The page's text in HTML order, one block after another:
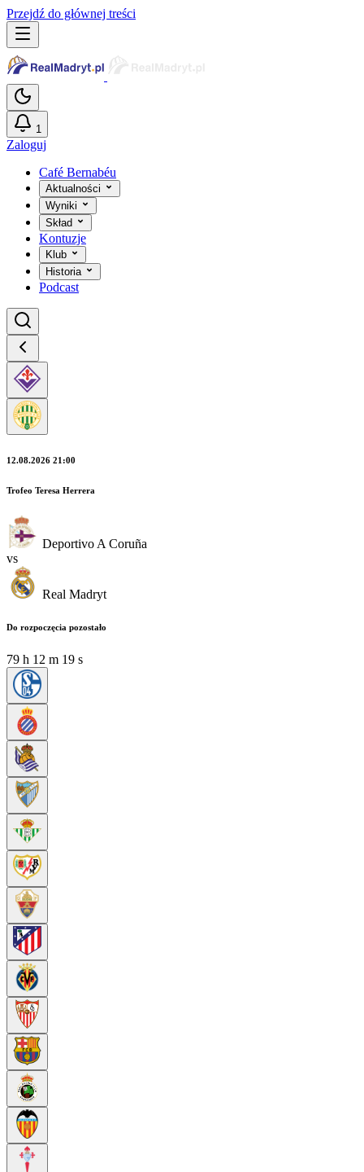
Przejdź do głównej treści
1
Zaloguj
Café Bernabéu
Aktualności
Wyniki
Skład
Kontuzje
Klub
Historia
Podcast
12.08.2026 21:00
Trofeo Teresa Herrera
Deportivo A Coruña
vs
Real Madryt
Do rozpoczęcia pozostało
79 h 12 m 18 s